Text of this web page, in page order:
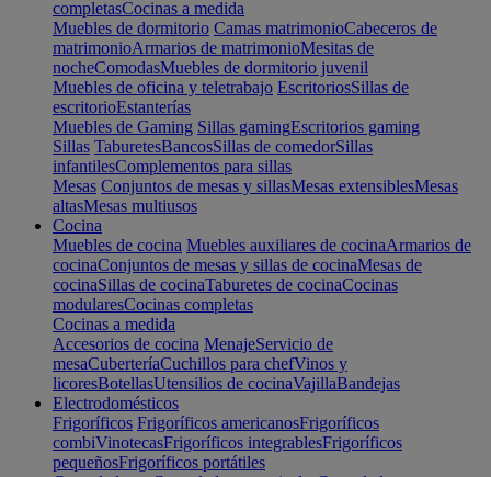
completasCocinas a medida
Muebles de dormitorio Camas matrimonioCabeceros de
matrimonioArmarios de matrimonioMesitas de
nocheComodasMuebles de dormitorio juvenil
Muebles de oficina y teletrabajo EscritoriosSillas de
escritorioEstanterías
Muebles de Gaming Sillas gamingEscritorios gaming
Sillas TaburetesBancosSillas de comedorSillas
infantilesComplementos para sillas
Mesas Conjuntos de mesas y sillasMesas extensiblesMesas
altasMesas multiusos
Cocina
Muebles de cocina Muebles auxiliares de cocinaArmarios de
cocinaConjuntos de mesas y sillas de cocinaMesas de
cocinaSillas de cocinaTaburetes de cocinaCocinas
modularesCocinas completas
Cocinas a medida
Accesorios de cocina MenajeServicio de
mesaCuberteríaCuchillos para chefVinos y
licoresBotellasUtensilios de cocinaVajillaBandejas
Electrodomésticos
Frigoríficos Frigoríficos americanosFrigoríficos
combiVinotecasFrigoríficos integrablesFrigoríficos
pequeñosFrigoríficos portátiles